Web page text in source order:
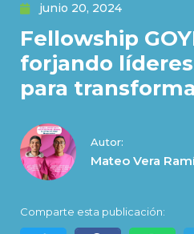
junio 20, 2024
Fellowship
forjando
para
Autor:
Mateo Vera
Comparte esta publicación: